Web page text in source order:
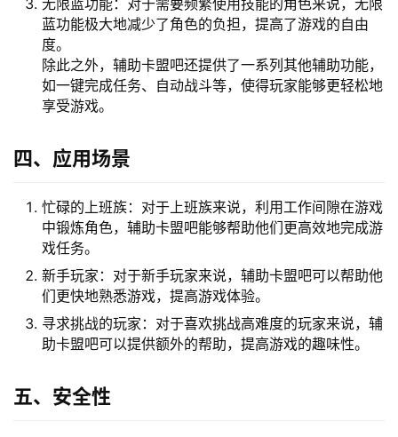
蓝功能极大地减少了角色的负担，提高了游戏的自由
度。
除此之外，辅助卡盟吧还提供了一系列其他辅助功能，
如一键完成任务、自动战斗等，使得玩家能够更轻松地
享受游戏。
四、应用场景
忙碌的上班族：对于上班族来说，利用工作间隙在游戏
中锻炼角色，辅助卡盟吧能够帮助他们更高效地完成游
戏任务。
新手玩家：对于新手玩家来说，辅助卡盟吧可以帮助他
们更快地熟悉游戏，提高游戏体验。
寻求挑战的玩家：对于喜欢挑战高难度的玩家来说，辅
助卡盟吧可以提供额外的帮助，提高游戏的趣味性。
五、安全性